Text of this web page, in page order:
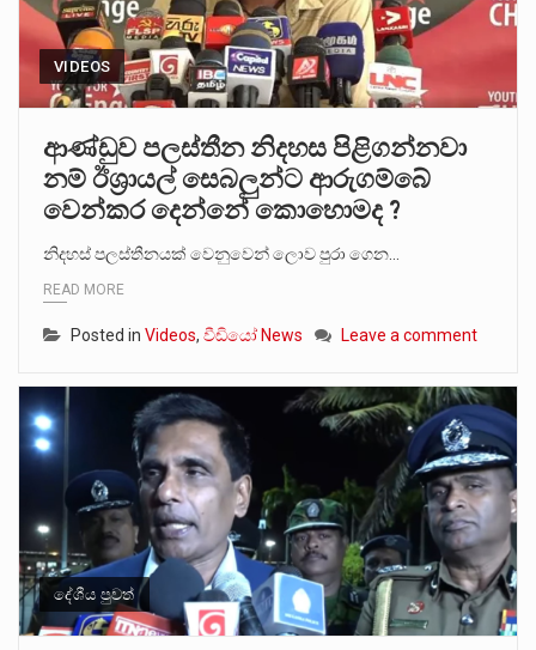
VIDEOS
ආණ්ඩුව පලස්තීන නිදහස පිළිගන්නවා
නම් ඊශ්‍රායල් සෙබලුන්ට ආරුගම්බේ
වෙන්කර දෙන්නේ කොහොමද ?
නිදහස් පලස්තීනයක් වෙනුවෙන් ලොව පුරා ගෙන…
READ MORE
Posted in Videos, වීඩියෝ News Leave a comment
දේශීය පුවත්